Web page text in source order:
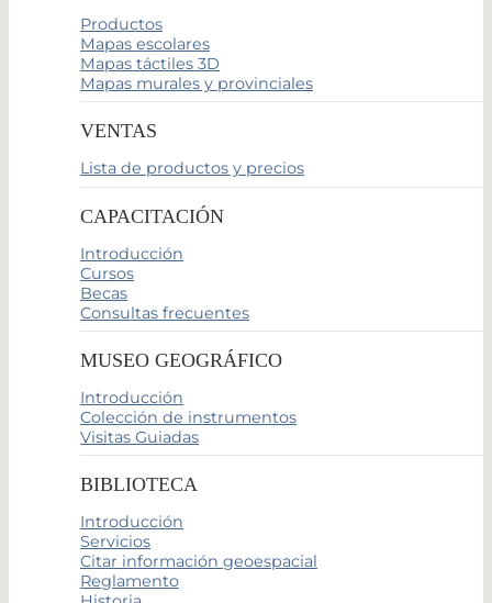
Productos
Mapas escolares
Mapas táctiles 3D
Mapas murales y provinciales
VENTAS
Lista de productos y precios
CAPACITACIÓN
Introducción
Cursos
Becas
Consultas frecuentes
MUSEO GEOGRÁFICO
Introducción
Colección de instrumentos
Visitas Guiadas
BIBLIOTECA
Introducción
Servicios
Citar información geoespacial
Reglamento